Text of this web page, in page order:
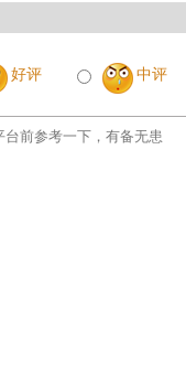
好评 中评